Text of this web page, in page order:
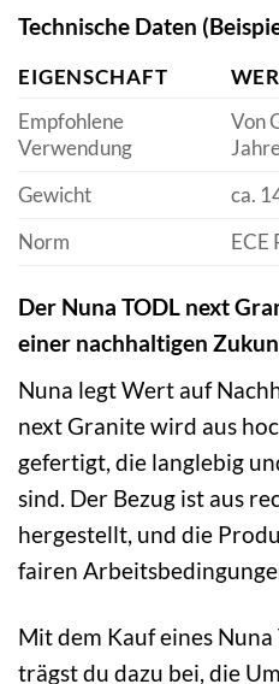
Technische Daten
EIGENSCHAFT
Empfohlene
Verwendung
Von
Gewicht
ca.
Norm
ECE
Der Nuna TODL next
einer nachhaltigen
Nuna legt Wert auf
next Granite wird aus
gefertigt, die langlebig
sind. Der Bezug ist aus
hergestellt, und die
fairen
Mit dem Kauf eines
trägst du dazu bei, die